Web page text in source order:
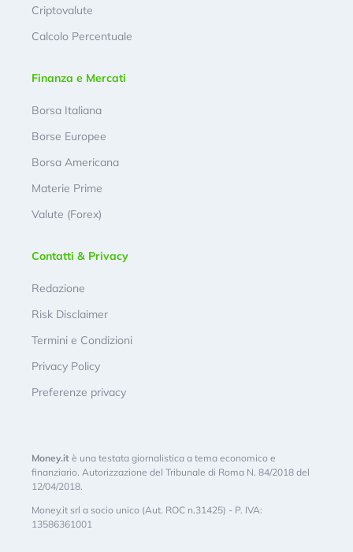
Criptovalute
Calcolo Percentuale
Finanza e Mercati
Borsa Italiana
Borse Europee
Borsa Americana
Materie Prime
Valute (Forex)
Contatti & Privacy
Redazione
Risk Disclaimer
Termini e Condizioni
Privacy Policy
Preferenze privacy
Money.it è una testata giornalistica a tema economico e
finanziario. Autorizzazione del Tribunale di Roma N. 84/2018 del
12/04/2018.
Money.it srl a socio unico (Aut. ROC n.31425) - P. IVA:
13586361001